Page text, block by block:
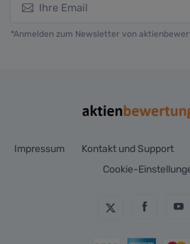
*Anmelden zum Newsletter von
Impressum Kontakt und Support
Cookie-